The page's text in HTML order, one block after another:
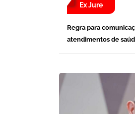
Ex Jure
Regra para
atendimentos de